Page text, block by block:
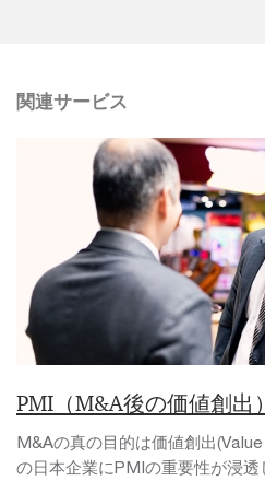
関連サービス
PMI（M&A後の価値創出）
M&Aの真の目的は価値創出
の日本企業にPMIの重要性が浸